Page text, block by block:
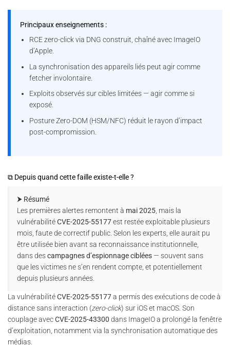
Principaux enseignements :
RCE zero-click via DNG construit, chaîné avec ImageIO
d’Apple.
La synchronisation des appareils liés peut agir comme
fetcher involontaire.
Exploits observés sur cibles limitées — agir comme si
exposé.
Posture Zero-DOM (HSM/NFC) réduit le rayon d’impact
post-compromission.
⧉ Depuis quand cette faille existe-t-elle ?
⮞ Résumé
Les premières alertes remontent à mai 2025 , mais la
vulnérabilitéCVE-2025-55177est restée exploitable plusieurs
mois, faute de correctif public. Selon les experts, elle aurait pu
être utilisée bien avant sa reconnaissance institutionnelle,
dans descampagnes d’espionnage ciblées — souvent sans
que les victimes ne s’en rendent compte, et potentiellement
depuis plusieurs années.
La vulnérabilitéCVE-2025-55177a permis des exécutions de code à
distance sans interaction (zero-click) sur iOS et macOS. Son
couplage avecCVE-2025-43300 dans ImageIO a prolongé la fenêtre
d’exploitation, notamment via la synchronisation automatique des
médias.